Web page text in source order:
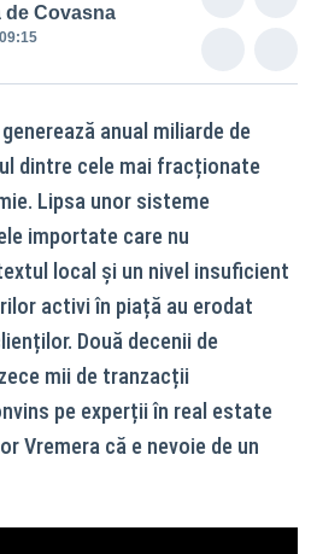
de Covasna
anual miliarde de
dintre cele mai fracționate
Lipsa unor sisteme
importate care nu
local și un nivel insuficient
activi în piață au erodat
Două decenii de
mii de tranzacții
pe experții în real estate
Vremera că e nevoie de un